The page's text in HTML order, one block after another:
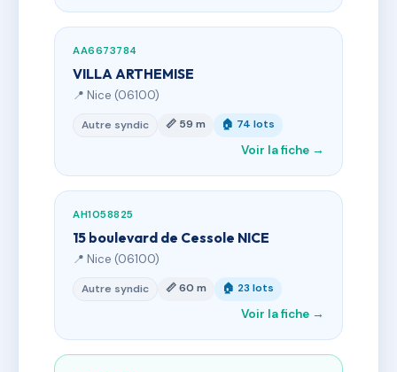
AA6673784
VILLA ARTHEMISE
📍 Nice (06100)
Autre syndic 📏 59 m 🏠 74 lots
Voir la fiche →
AH1058825
15 boulevard de Cessole NICE
📍 Nice (06100)
Autre syndic 📏 60 m 🏠 23 lots
Voir la fiche →